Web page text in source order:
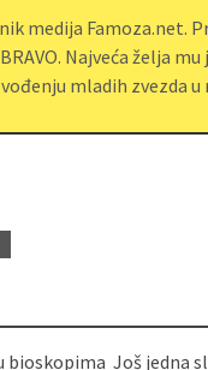
medija Famoza.net.
Najveća želja
mladih zvezda u
bioskopima Još jedna